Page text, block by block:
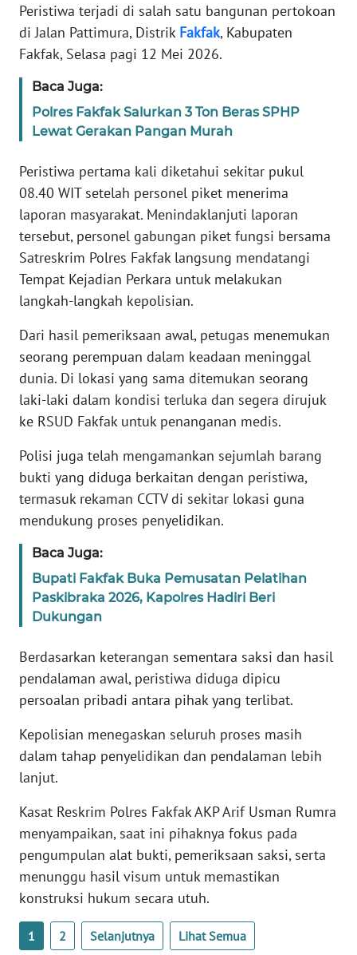
Peristiwa terjadi di salah satu bangunan pertokoan
di Jalan Pattimura, Distrik Fakfak, Kabupaten
Fakfak, Selasa pagi 12 Mei 2026.
Baca Juga:
Polres Fakfak Salurkan 3 Ton Beras SPHP
Lewat Gerakan Pangan Murah
Peristiwa pertama kali diketahui sekitar pukul
08.40 WIT setelah personel piket menerima
laporan masyarakat. Menindaklanjuti laporan
tersebut, personel gabungan piket fungsi bersama
Satreskrim Polres Fakfak langsung mendatangi
Tempat Kejadian Perkara untuk melakukan
langkah-langkah kepolisian.
Dari hasil pemeriksaan awal, petugas menemukan
seorang perempuan dalam keadaan meninggal
dunia. Di lokasi yang sama ditemukan seorang
laki-laki dalam kondisi terluka dan segera dirujuk
ke RSUD Fakfak untuk penanganan medis.
Polisi juga telah mengamankan sejumlah barang
bukti yang diduga berkaitan dengan peristiwa,
termasuk rekaman CCTV di sekitar lokasi guna
mendukung proses penyelidikan.
Baca Juga:
Bupati Fakfak Buka Pemusatan Pelatihan
Paskibraka 2026, Kapolres Hadiri Beri
Dukungan
Berdasarkan keterangan sementara saksi dan hasil
pendalaman awal, peristiwa diduga dipicu
persoalan pribadi antara pihak yang terlibat.
Kepolisian menegaskan seluruh proses masih
dalam tahap penyelidikan dan pendalaman lebih
lanjut.
Kasat Reskrim Polres Fakfak AKP Arif Usman Rumra
menyampaikan, saat ini pihaknya fokus pada
pengumpulan alat bukti, pemeriksaan saksi, serta
menunggu hasil visum untuk memastikan
konstruksi hukum secara utuh.
1 2 Selanjutnya Lihat Semua
Wahana
News
Regional
WN
SUMUT
JAKARTA
JABAR
WN
BANTEN
NTT
WN
KEPRI
PAPUA
WN
PAPUA
WN
RIAU
SERAMBI
WN
WN
SULTRA
WN
NTB
WN
SULTENG
SULBAR